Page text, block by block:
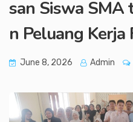
san Siswa SMA
n Peluang Kerja
June 8, 2026 Admin